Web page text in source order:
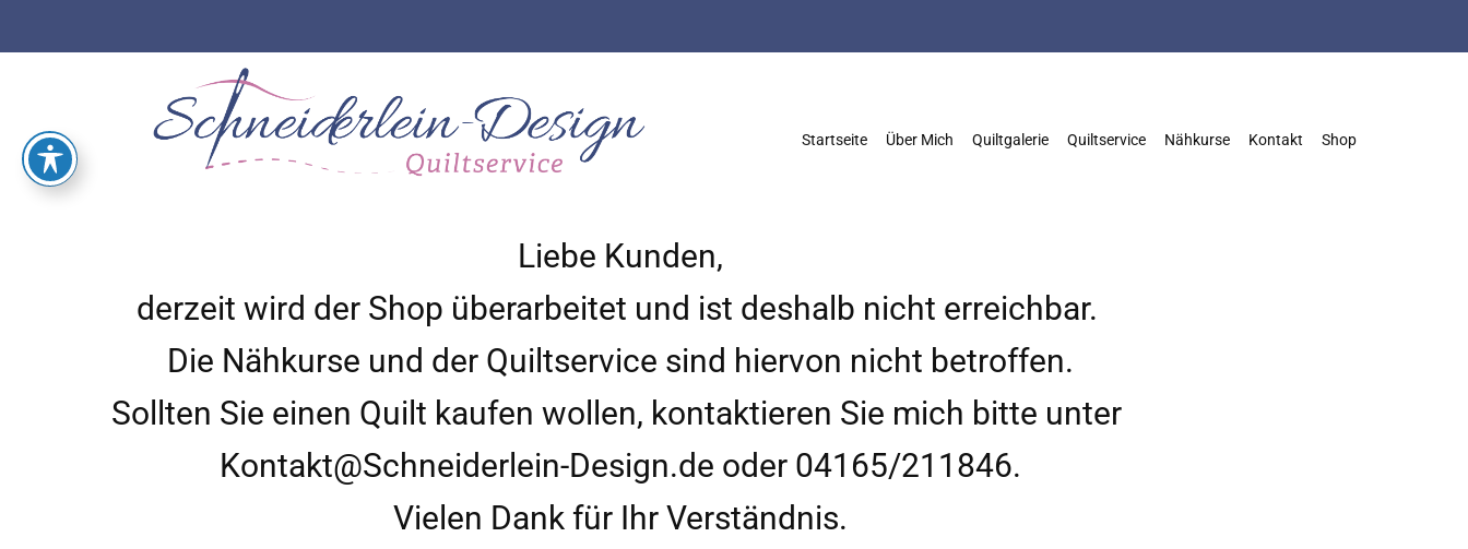
Startseite Über Mich Quiltgalerie Quiltservice Nähkurse Kontakt Shop
Liebe Kunden,
derzeit wird der Shop überarbeitet und ist deshalb nicht erreichbar.
Die Nähkurse und der Quiltservice sind hiervon nicht betroffen.
Sollten Sie einen Quilt kaufen wollen, kontaktieren Sie mich bitte unter
Kontakt@Schneiderlein-Design.de oder 04165/211846.
Vielen Dank für Ihr Verständnis.